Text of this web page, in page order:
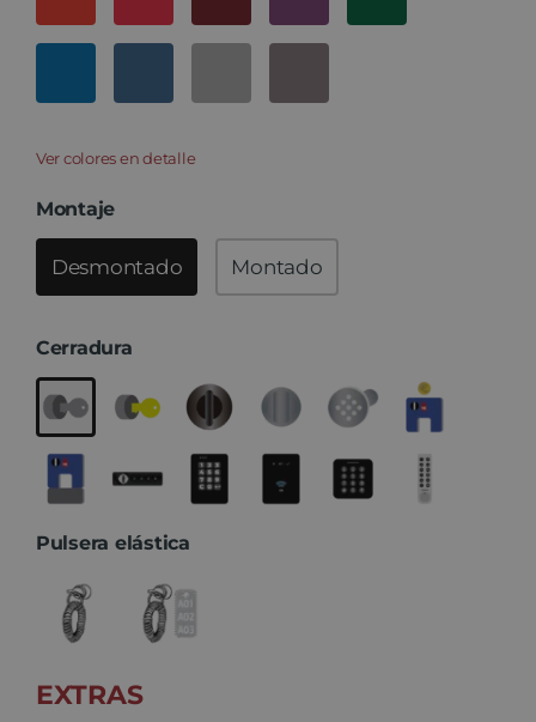
Ver colores en detalle
Montaje
Desmontado Montado
Cerradura
Pulsera elástica
EXTRAS